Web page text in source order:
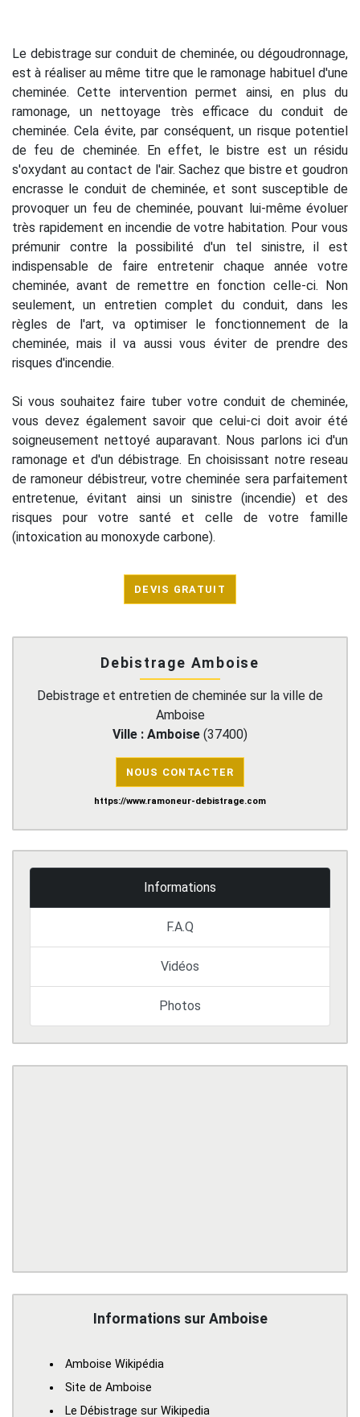
Le debistrage sur conduit de cheminée, ou dégoudronnage,
est à réaliser au même titre que le ramonage habituel d'une
cheminée. Cette intervention permet ainsi, en plus du
ramonage, un nettoyage très efficace du conduit de
cheminée. Cela évite, par conséquent, un risque potentiel
de feu de cheminée. En effet, le bistre est un résidu
s'oxydant au contact de l'air. Sachez que bistre et goudron
encrasse le conduit de cheminée, et sont susceptible de
provoquer un feu de cheminée, pouvant lui-même évoluer
très rapidement en incendie de votre habitation. Pour vous
prémunir contre la possibilité d'un tel sinistre, il est
indispensable de faire entretenir chaque année votre
cheminée, avant de remettre en fonction celle-ci. Non
seulement, un entretien complet du conduit, dans les
règles de l'art, va optimiser le fonctionnement de la
cheminée, mais il va aussi vous éviter de prendre des
risques d'incendie.
Si vous souhaitez faire tuber votre conduit de cheminée,
vous devez également savoir que celui-ci doit avoir été
soigneusement nettoyé auparavant. Nous parlons ici d'un
ramonage et d'un débistrage. En choisissant notre reseau
de ramoneur débistreur, votre cheminée sera parfaitement
entretenue, évitant ainsi un sinistre (incendie) et des
risques pour votre santé et celle de votre famille
(intoxication au monoxyde carbone).
DEVIS GRATUIT
Debistrage Amboise
Debistrage et entretien de cheminée sur la ville de
Amboise
Ville : Amboise (37400)
NOUS CONTACTER
https://www.ramoneur-debistrage.com
Informations
F.A.Q
Vidéos
Photos
Informations sur Amboise
Amboise Wikipédia
Site de Amboise
Le Débistrage sur Wikipedia